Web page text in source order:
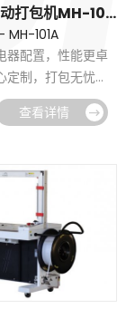
高台自动打包机MH-101A
MH-101A
器配置，性能更卓
定制，打包无忧
设计，捆扎速度更
可靠，值得信赖
机值得拥有！
查看详情